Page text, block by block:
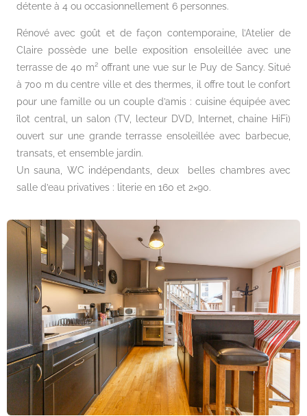
détente à 4 ou occasionnellement 6 personnes.
Rénové avec goût et de façon contemporaine, l’Atelier de
Claire possède une belle exposition ensoleillée avec une
terrasse de 40 m² offrant une vue sur le Puy de Sancy. Situé
à 700 m du centre ville et des thermes, il offre tout le confort
pour une famille ou un couple d’amis : cuisine équipée avec
îlot central, un salon (TV, lecteur DVD, Internet, chaine HiFi)
ouvert sur une grande terrasse ensoleillée avec barbecue,
transats, et ensemble jardin.
Un sauna, WC indépendants, deux belles chambres avec
salle d’eau privatives : literie en 160 et 2×90.